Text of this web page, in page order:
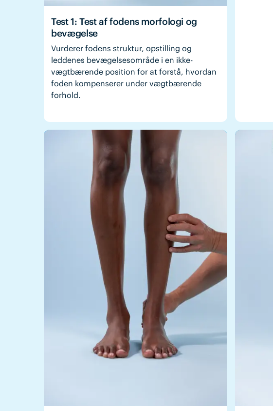
Test 1: Test af fodens morfologi og
bevægelse
Vurderer fodens struktur, opstilling og
leddenes bevægelsesområde i en ikke-
vægtbærende position for at forstå, hvordan
foden kompenserer under vægtbærende
forhold.